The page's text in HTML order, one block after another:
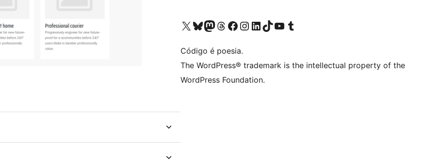
Visite a nossa conta X (antigo Twitter)
Visit our Bluesky account
Visit our Mastodon account
Visit our Threads account
Visite a nossa página do Facebook
Visite a nossa conta no Instagram
Visite a nossa conta no LinkedIn
Visit our TikTok account
Visit our YouTube channel
Visit our Tumblr account
Código é poesia.
The WordPress® trademark is the intellectual property of the
WordPress Foundation.